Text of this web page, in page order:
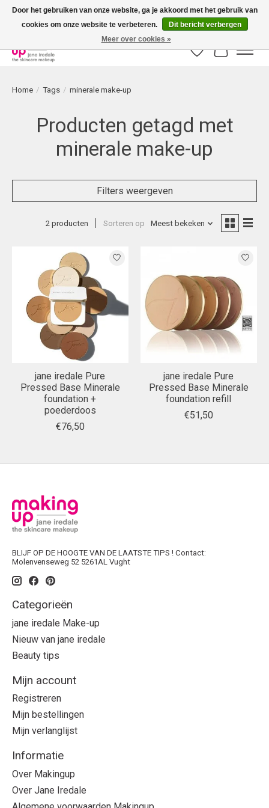
Bestellingen boven € 50,00 worden altijd gratis verzonden!
Verlanglijst
Home / Tags / minerale make-up
Producten getagd met
minerale make-up
Filters weergeven
2 producten Sorteren op Meest bekeken
jane iredale Pure
Pressed Base Minerale
foundation +
poederdoos
€76,50
jane iredale Pure
Pressed Base Minerale
foundation refill
€51,50
BLIJF OP DE HOOGTE VAN DE LAATSTE TIPS ! Contact:
Molenvenseweg 52 5261AL Vught
Categorieën
jane iredale Make-up
Nieuw van jane iredale
Beauty tips
Mijn account
Registreren
Mijn bestellingen
Mijn verlanglijst
Informatie
Over Makingup
Over Jane Iredale
Door het gebruiken van onze website, ga je akkoord met het gebruik van
cookies om onze website te verbeteren.
Dit bericht verbergen
Meer over cookies »